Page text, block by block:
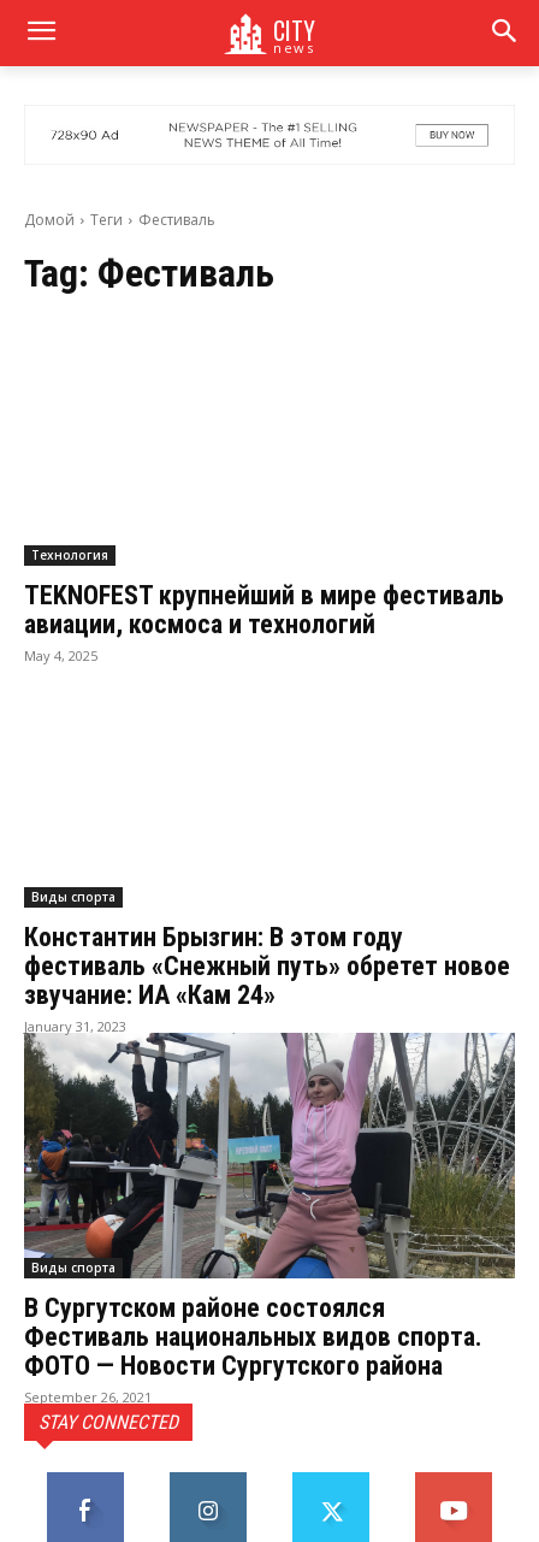
CITY
news
Домой Теги Фестиваль
Tag: Фестиваль
Технология
TEKNOFEST крупнейший в мире фестиваль
авиации, космоса и технологий
May 4, 2025
Виды спорта
Константин Брызгин: В этом году
фестиваль «Снежный путь» обретет новое
звучание: ИА «Кам 24»
January 31, 2023
Виды спорта
В Сургутском районе состоялся
Фестиваль национальных видов спорта.
ФОТО — Новости Сургутского района
September 26, 2021
STAY CONNECTED